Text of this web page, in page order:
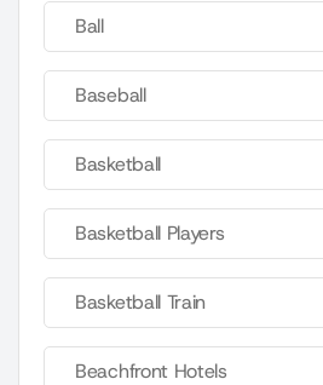
Ball
Baseball
Basketball
Basketball Players
Basketball Train
Beachfront Hotels